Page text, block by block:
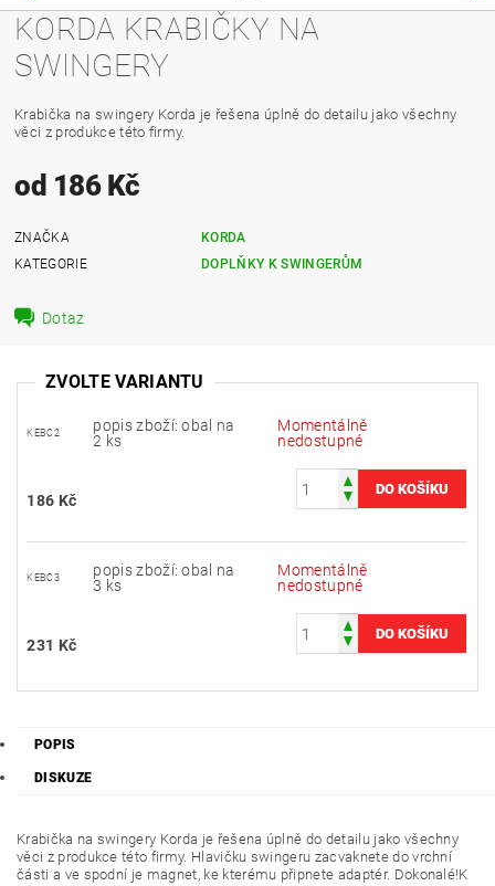
KORDA KRABIČKY NA
SWINGERY
Krabička na swingery Korda je řešena úplně do detailu jako všechny
věci z produkce této firmy.
od 186 Kč
ZNAČKA
KORDA
KATEGORIE
DOPLŇKY K SWINGERŮM
Dotaz
ZVOLTE VARIANTU
KEBC2
popis zboží: obal na
2 ks
Momentálně
nedostupné
186 Kč
KEBC3
popis zboží: obal na
3 ks
Momentálně
nedostupné
231 Kč
POPIS
DISKUZE
Krabička na swingery Korda je řešena úplně do detailu jako všechny
věci z produkce této firmy. Hlavičku swingeru zacvaknete do vrchní
části a ve spodní je magnet, ke kterému připnete adaptér. Dokonalé!K